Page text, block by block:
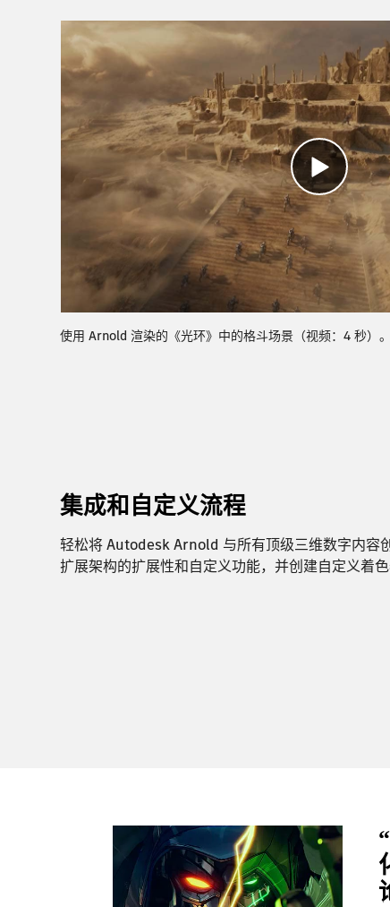
使用 Arnold 渲染的《光环》中的格斗场景（视频：4 秒）
集成和自定义流程
轻松将 Autodesk Arnold 与所有顶级三维数字内容
扩展架构的扩展性和自定义功能，并创建自定义着色